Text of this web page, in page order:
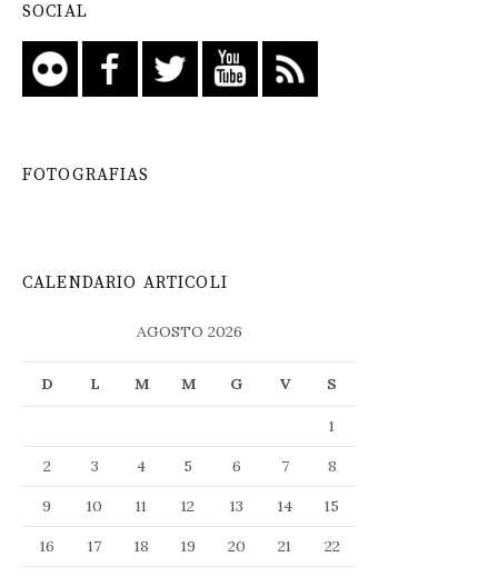
SOCIAL
FOTOGRAFIAS
CALENDARIO ARTICOLI
AGOSTO 2026
D L M M G V S
1
2
3 4 5 6 7
8
9
10 11 12 13 14
15
16
17 18 19 20 21
22